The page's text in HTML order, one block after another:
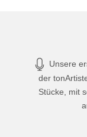
Unsere
der
Stücke, mit